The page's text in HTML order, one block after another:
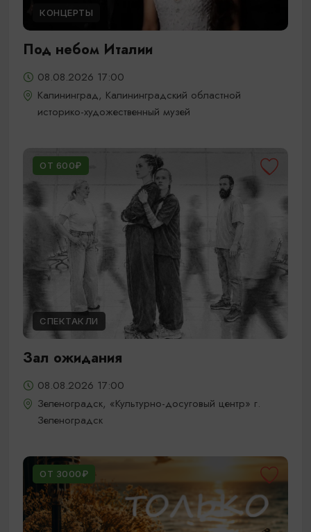
КОНЦЕРТЫ
Под небом Италии
08.08.2026 17:00
Калининград, Калининградский областной
историко-художественный музей
ОТ 600₽
СПЕКТАКЛИ
Зал ожидания
08.08.2026 17:00
Зеленоградск, «Культурно-досуговый центр» г.
Зеленоградск
ОТ 3000₽